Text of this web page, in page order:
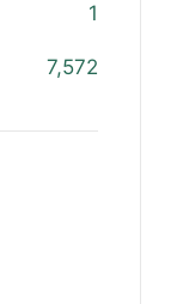
1
7,572